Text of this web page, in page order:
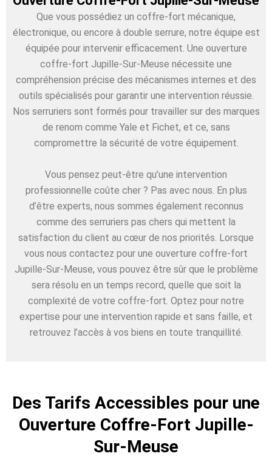
Que vous possédiez un coffre-fort mécanique,
électronique, ou encore à double serrure, notre équipe est
équipée pour intervenir efficacement. Une ouverture
coffre-fort Jupille-Sur-Meuse nécessite une
compréhension précise des mécanismes internes et des
outils spécialisés pour garantir une intervention réussie.
Nos serruriers sont formés pour travailler sur des marques
de renom comme Yale et Fichet, et ce, sans
compromettre la sécurité de votre équipement.
Vous pensez peut-être qu’une intervention
professionnelle coûte cher ? Pas avec nous. En plus
d’être experts, nous sommes également reconnus
comme des serruriers pas chers qui mettent la
satisfaction du client au cœur de nos priorités. Lorsque
vous nous contactez pour une ouverture coffre-fort
Jupille-Sur-Meuse, vous pouvez être sûr que le problème
sera résolu en un temps record, quelle que soit la
complexité de votre coffre-fort. Optez pour notre
expertise pour une intervention rapide et sans faille, et
retrouvez l’accès à vos biens en toute tranquillité.
Des Tarifs Accessibles pour une
Ouverture Coffre-Fort Jupille-
Sur-Meuse